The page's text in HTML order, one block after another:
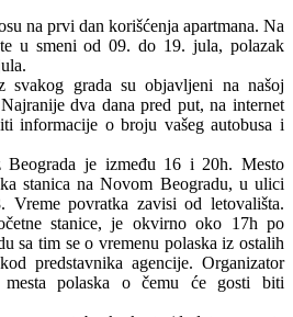
na prvi dan korišćenja apartmana. Na
u smeni od 09. do 19. jula, polazak
svakog grada su objavljeni na našoj
dva dana pred put, na internet
informacije o broju vašeg autobusa i
Beograda je između 16 i 20h. Mesto
stanica na Novom Beogradu, u ulici
Vreme povratka zavisi od letovališta.
stanice, je okvirno oko 17h po
sa tim se o vremenu polaska iz ostalih
predstavnika agencije. Organizator
mesta polaska o čemu će gosti biti